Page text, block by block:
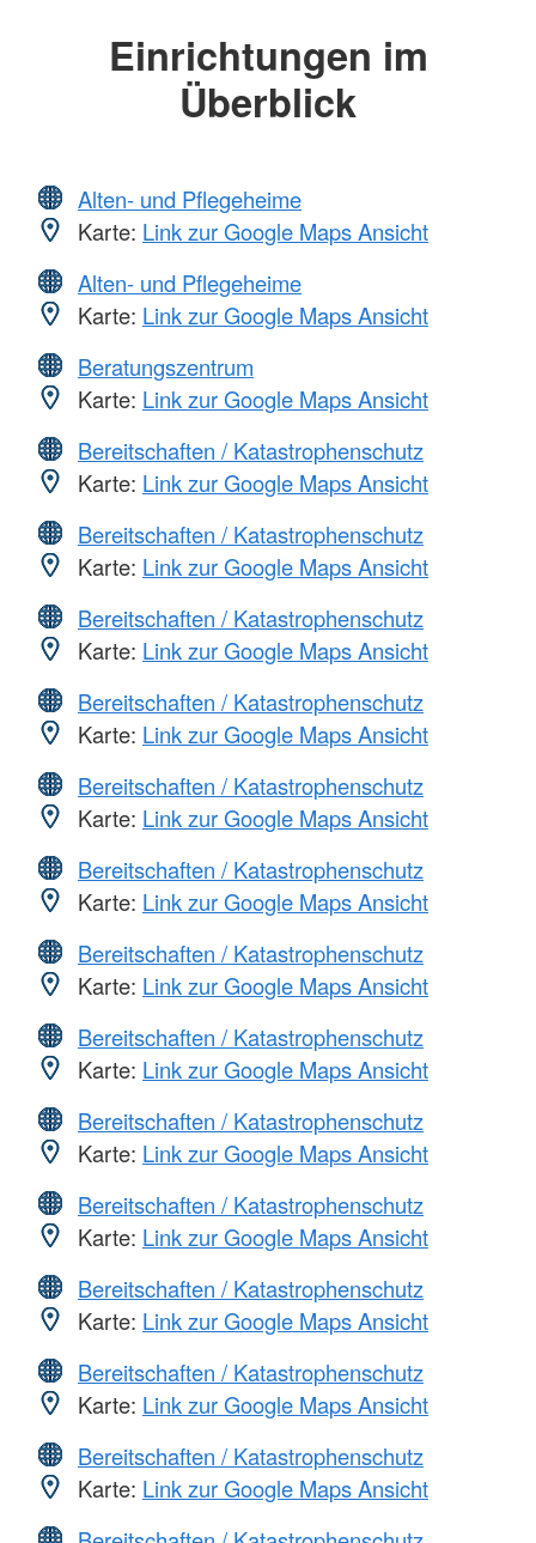
Einrichtungen im
Überblick
Alten- und Pflegeheime
Karte: Link zur Google Maps Ansicht
Alten- und Pflegeheime
Karte: Link zur Google Maps Ansicht
Beratungszentrum
Karte: Link zur Google Maps Ansicht
Bereitschaften / Katastrophenschutz
Karte: Link zur Google Maps Ansicht
Bereitschaften / Katastrophenschutz
Karte: Link zur Google Maps Ansicht
Bereitschaften / Katastrophenschutz
Karte: Link zur Google Maps Ansicht
Bereitschaften / Katastrophenschutz
Karte: Link zur Google Maps Ansicht
Bereitschaften / Katastrophenschutz
Karte: Link zur Google Maps Ansicht
Bereitschaften / Katastrophenschutz
Karte: Link zur Google Maps Ansicht
Bereitschaften / Katastrophenschutz
Karte: Link zur Google Maps Ansicht
Bereitschaften / Katastrophenschutz
Karte: Link zur Google Maps Ansicht
Bereitschaften / Katastrophenschutz
Karte: Link zur Google Maps Ansicht
Bereitschaften / Katastrophenschutz
Karte: Link zur Google Maps Ansicht
Bereitschaften / Katastrophenschutz
Karte: Link zur Google Maps Ansicht
Bereitschaften / Katastrophenschutz
Karte: Link zur Google Maps Ansicht
Bereitschaften / Katastrophenschutz
Karte: Link zur Google Maps Ansicht